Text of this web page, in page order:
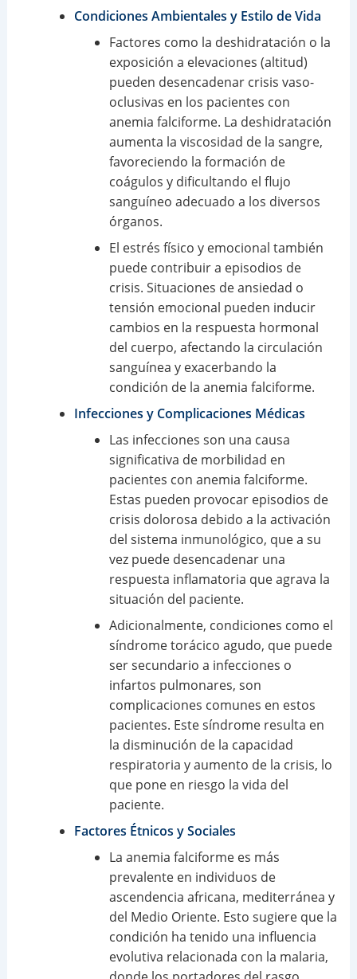
Condiciones Ambientales y Estilo de Vida
Factores como la deshidratación o la
exposición a elevaciones (altitud)
pueden desencadenar crisis vaso-
oclusivas en los pacientes con
anemia falciforme. La deshidratación
aumenta la viscosidad de la sangre,
favoreciendo la formación de
coágulos y dificultando el flujo
sanguíneo adecuado a los diversos
órganos.
El estrés físico y emocional también
puede contribuir a episodios de
crisis. Situaciones de ansiedad o
tensión emocional pueden inducir
cambios en la respuesta hormonal
del cuerpo, afectando la circulación
sanguínea y exacerbando la
condición de la anemia falciforme.
Infecciones y Complicaciones Médicas
Las infecciones son una causa
significativa de morbilidad en
pacientes con anemia falciforme.
Estas pueden provocar episodios de
crisis dolorosa debido a la activación
del sistema inmunológico, que a su
vez puede desencadenar una
respuesta inflamatoria que agrava la
situación del paciente.
Adicionalmente, condiciones como el
síndrome torácico agudo, que puede
ser secundario a infecciones o
infartos pulmonares, son
complicaciones comunes en estos
pacientes. Este síndrome resulta en
la disminución de la capacidad
respiratoria y aumento de la crisis, lo
que pone en riesgo la vida del
paciente.
Factores Étnicos y Sociales
La anemia falciforme es más
prevalente en individuos de
ascendencia africana, mediterránea y
del Medio Oriente. Esto sugiere que la
condición ha tenido una influencia
evolutiva relacionada con la malaria,